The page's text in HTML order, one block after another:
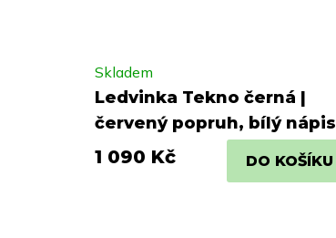
Ledvinka Tekno černá |
červený popruh, bílý nápis
Skladem
1 090 Kč DO KOŠÍKU